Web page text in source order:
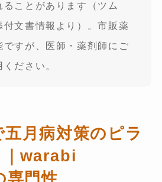
ことがあります（ツム
付文書情報より）。市販薬
ですが、医師・薬剤師にご
ださい。
月病対策のピラ
｜warabi
専門性